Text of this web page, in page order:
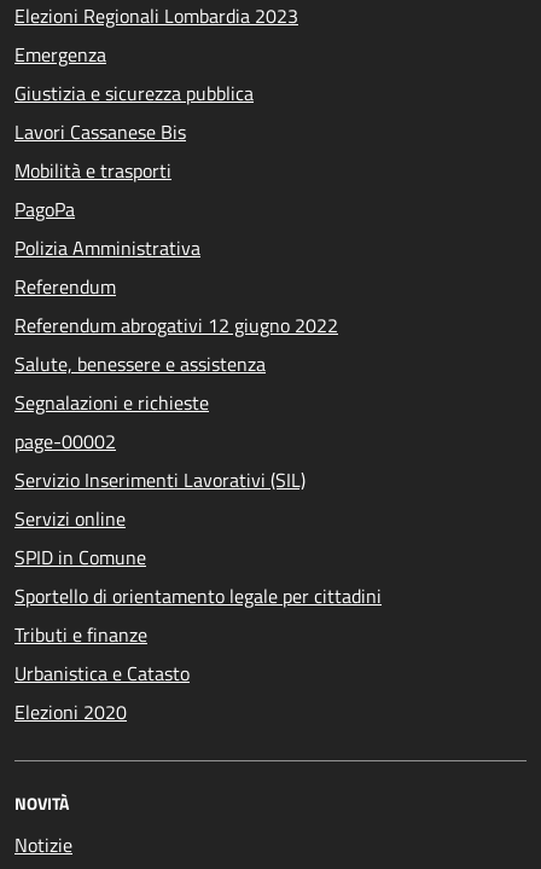
Elezioni Regionali Lombardia 2023
Emergenza
Giustizia e sicurezza pubblica
Lavori Cassanese Bis
Mobilità e trasporti
PagoPa
Polizia Amministrativa
Referendum
Referendum abrogativi 12 giugno 2022
Salute, benessere e assistenza
Segnalazioni e richieste
page-00002
Servizio Inserimenti Lavorativi (SIL)
Servizi online
SPID in Comune
Sportello di orientamento legale per cittadini
Tributi e finanze
Urbanistica e Catasto
Elezioni 2020
NOVITÀ
Notizie